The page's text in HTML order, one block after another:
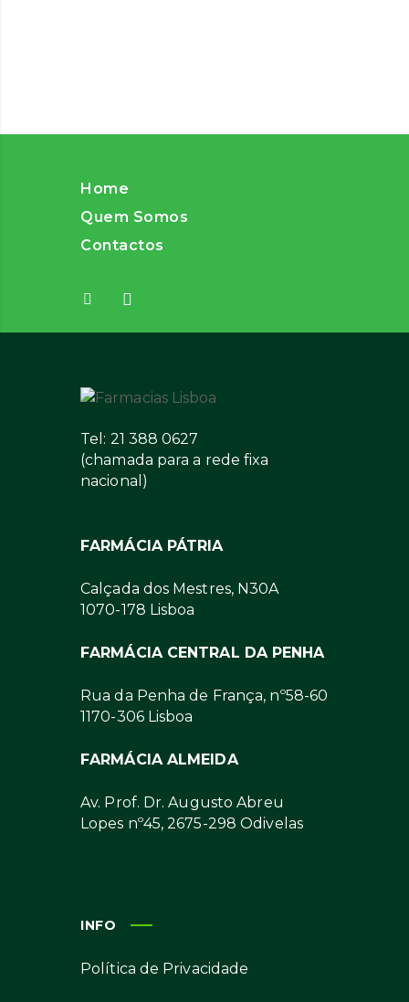
Home
Quem Somos
Contactos
Tel: 21 388 0627
(chamada para a rede fixa
nacional)
FARMÁCIA PÁTRIA
Calçada dos Mestres, N30A
1070-178 Lisboa
FARMÁCIA CENTRAL DA PENHA
Rua da Penha de França, nº58-60
1170-306 Lisboa
FARMÁCIA ALMEIDA
Av. Prof. Dr. Augusto Abreu
Lopes nº45, 2675-298 Odivelas
INFO
Política de Privacidade